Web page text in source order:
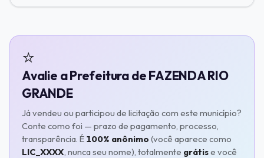
⭐
Avalie a Prefeitura de FAZENDA RIO
GRANDE
Já vendeu ou participou de licitação com este município?
Conte como foi — prazo de pagamento, processo,
transparência. É 100% anônimo (você aparece como
LIC_XXXX, nunca seu nome), totalmente grátise você